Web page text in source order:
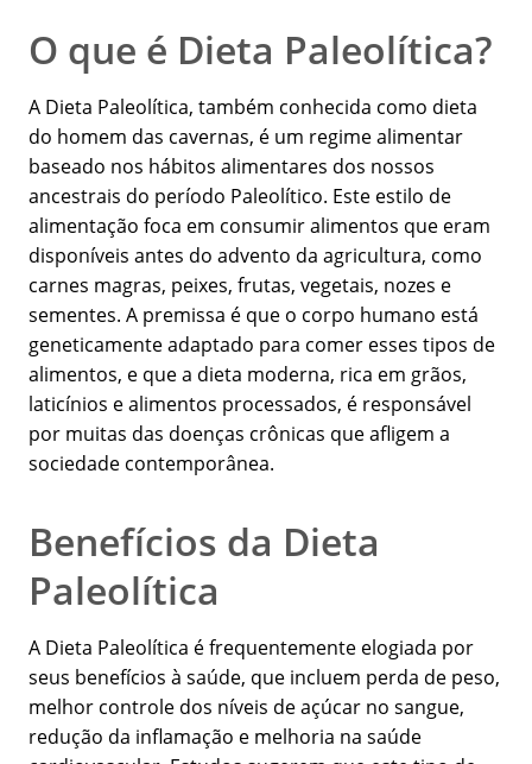
O que é Dieta Paleolítica?
A Dieta Paleolítica, também conhecida como dieta
do homem das cavernas, é um regime alimentar
baseado nos hábitos alimentares dos nossos
ancestrais do período Paleolítico. Este estilo de
alimentação foca em consumir alimentos que eram
disponíveis antes do advento da agricultura, como
carnes magras, peixes, frutas, vegetais, nozes e
sementes. A premissa é que o corpo humano está
geneticamente adaptado para comer esses tipos de
alimentos, e que a dieta moderna, rica em grãos,
laticínios e alimentos processados, é responsável
por muitas das doenças crônicas que afligem a
sociedade contemporânea.
Benefícios da Dieta
Paleolítica
A Dieta Paleolítica é frequentemente elogiada por
seus benefícios à saúde, que incluem perda de peso,
melhor controle dos níveis de açúcar no sangue,
redução da inflamação e melhoria na saúde